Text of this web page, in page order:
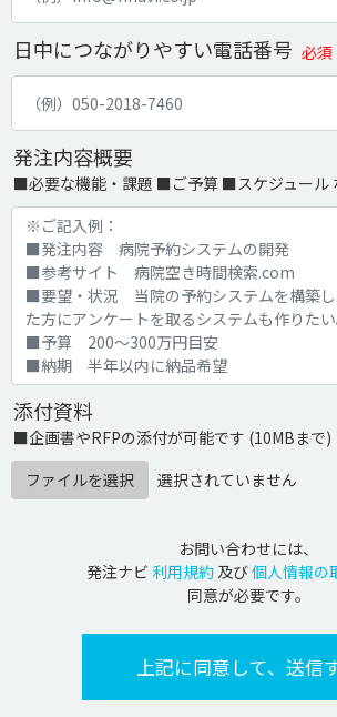
日中につながりやすい電話番号 必須
発注内容概要
■必要な機能・課題 ■ご予算 ■スケジュール
添付資料
■企画書やRFPの添付が可能です (10MBまで)
ファイルを選択
選択されていません
お問い合わせには、
発注ナビ 利用規約 及び個人情報の
同意が必要です。